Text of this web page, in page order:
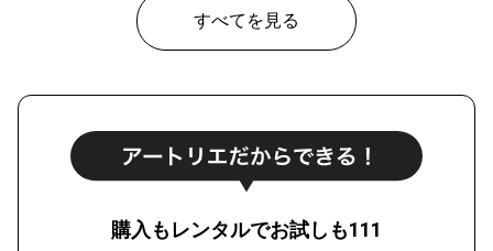
すべてを見る
購入もレンタルでお試しも111